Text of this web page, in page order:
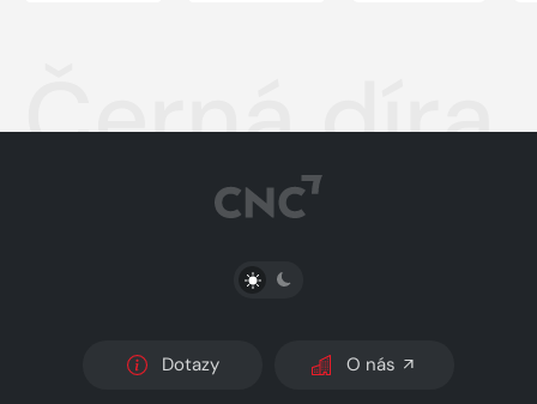
Černá díra
PŘEPNOUT SVĚTLÝ/TMAVÝ REŽIM
Dotazy O nás